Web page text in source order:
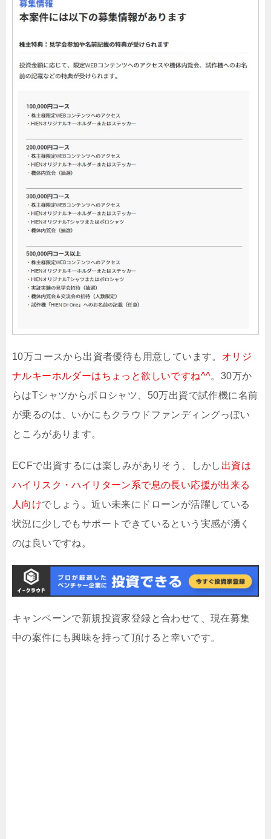
10万コースから出資者優待も用意しています。 オリジ
ナルキーホルダーはちょっと欲しいですね^^。30万か
らはTシャツからポロシャツ、50万出資で試作機に名前
が乗るのは、いかにもクラウドファンディングっぽい
ところがあります。
ECFで出資するには楽しみがありそう、しかし 出資は
ハイリスク・ハイリターン系で息の長い応援が出来る
人向けでしょう。近い未来にドローンが活躍している
状況に少しでもサポートできているという実感が湧く
のは良いですね。
キャンペーンで新規投資家登録と合わせて、現在募集
中の案件にも興味を持って頂けると幸いです。